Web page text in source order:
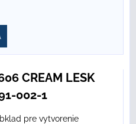
CREAM LESK
002-1
pre vytvorenie